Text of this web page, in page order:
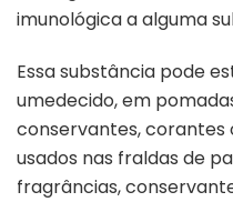
imunológica a alguma
Essa substância pode
umedecido, em
conservantes, corantes
usados nas fraldas de
fragrâncias,